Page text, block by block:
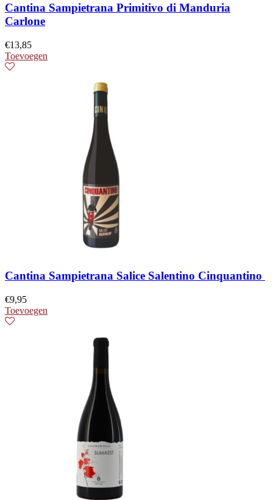
Cantina Sampietrana Primitivo di Manduria
Carlone
€13,85
Toevoegen
Cantina Sampietrana Salice Salentino Cinquantino
€9,95
Toevoegen